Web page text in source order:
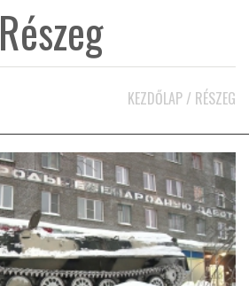
Részeg
KEZDŐLAP / RÉSZEG